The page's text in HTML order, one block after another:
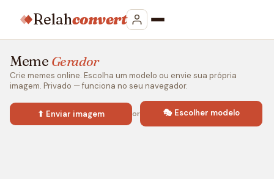
Relahconvert
Meme Gerador
Crie memes online. Escolha um modelo ou envie sua própria
imagem. Privado — funciona no seu navegador.
⬆ Enviar imagem or 🎭 Escolher modelo